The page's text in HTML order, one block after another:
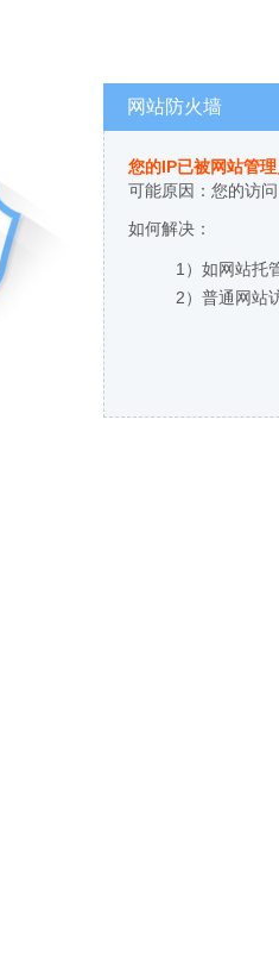
网站防火墙
您的IP已被网站管
可能原因：您的访
如何解决：
1）如网站托
2）普通网站